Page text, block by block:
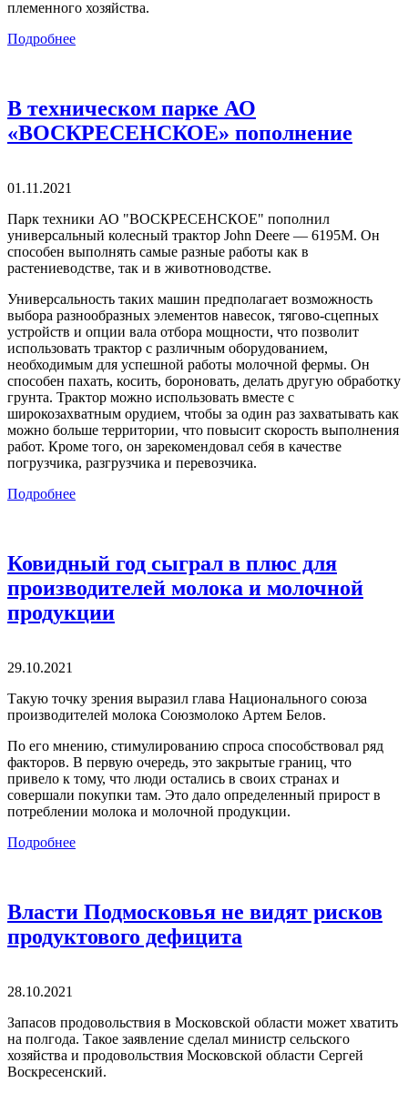
племенного хозяйства.
Подробнее
В техническом парке АО
«ВОСКРЕСЕНСКОЕ» пополнение
01.11.2021
Парк техники АО "ВОСКРЕСЕНСКОЕ" пополнил
универсальный колесный трактор John Deere — 6195М. Он
способен выполнять самые разные работы как в
растениеводстве, так и в животноводстве.
Универсальность таких машин предполагает возможность
выбора разнообразных элементов навесок, тягово-сцепных
устройств и опции вала отбора мощности, что позволит
использовать трактор с различным оборудованием,
необходимым для успешной работы молочной фермы. Он
способен пахать, косить, бороновать, делать другую обработку
грунта. Трактор можно использовать вместе с
широкозахватным орудием, чтобы за один раз захватывать как
можно больше территории, что повысит скорость выполнения
работ. Кроме того, он зарекомендовал себя в качестве
погрузчика, разгрузчика и перевозчика.
Подробнее
Ковидный год сыграл в плюс для
производителей молока и молочной
продукции
29.10.2021
Такую точку зрения выразил глава Национального союза
производителей молока Союзмолоко Артем Белов.
По его мнению, стимулированию спроса способствовал ряд
факторов. В первую очередь, это закрытые границ, что
привело к тому, что люди остались в своих странах и
совершали покупки там. Это дало определенный прирост в
потреблении молока и молочной продукции.
Подробнее
Власти Подмосковья не видят рисков
продуктового дефицита
28.10.2021
Запасов продовольствия в Московской области может хватить
на полгода. Такое заявление сделал министр сельского
хозяйства и продовольствия Московской области Сергей
Воскресенский.